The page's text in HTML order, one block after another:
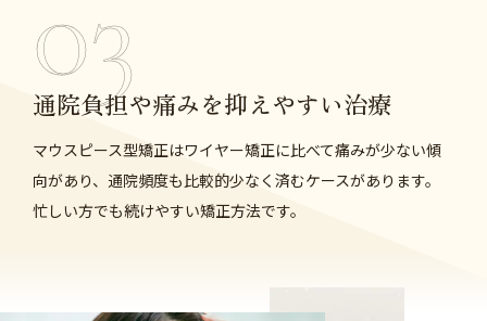
通院負担や痛みを抑えやすい治療
マウスピース型矯正はワイヤー矯正に比べて痛みが少ない傾
向があり、通院頻度も比較的少なく済むケースがあります。
忙しい方でも続けやすい矯正方法です。